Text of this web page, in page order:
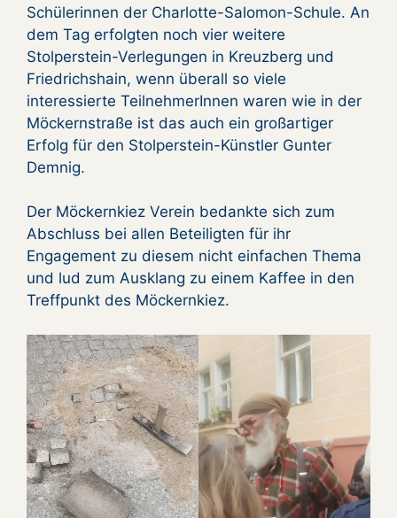
Schülerinnen der Charlotte-Salomon-Schule. An
dem Tag erfolgten noch vier weitere
Stolperstein-Verlegungen in Kreuzberg und
Friedrichshain, wenn überall so viele
interessierte TeilnehmerInnen waren wie in der
Möckernstraße ist das auch ein großartiger
Erfolg für den Stolperstein-Künstler Gunter
Demnig.
Der Möckernkiez Verein bedankte sich zum
Abschluss bei allen Beteiligten für ihr
Engagement zu diesem nicht einfachen Thema
und lud zum Ausklang zu einem Kaffee in den
Treffpunkt des Möckernkiez.